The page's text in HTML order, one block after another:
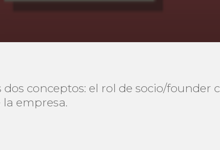
dos conceptos: el rol de socio/founder
empresa.